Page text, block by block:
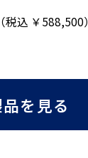
（税込 ￥588,500）
を見る